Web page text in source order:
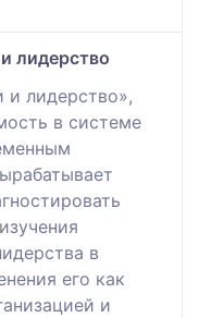
лидерство
и лидерство»,
в системе
в
его как
и